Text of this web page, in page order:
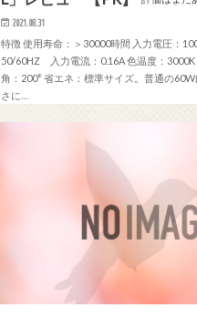
2021.08.31
特徴 使用寿命：＞30000時間 入力電圧：
50/60HZ 入力電流：0.16A 色温度：3000K
角：200° 省エネ：標準サイズ。普通の
さに…